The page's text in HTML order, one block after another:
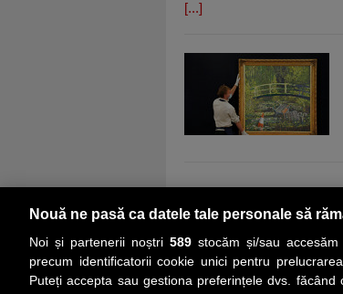
[...]
PRIMA PAGINĂ
Nouă ne pasă ca datele tale personale să
Noi și partenerii noștri 589stocăm și/sau accesăm
precum identificatorii cookie unici pentru
Puteți accepta sau gestiona preferințele dvs.